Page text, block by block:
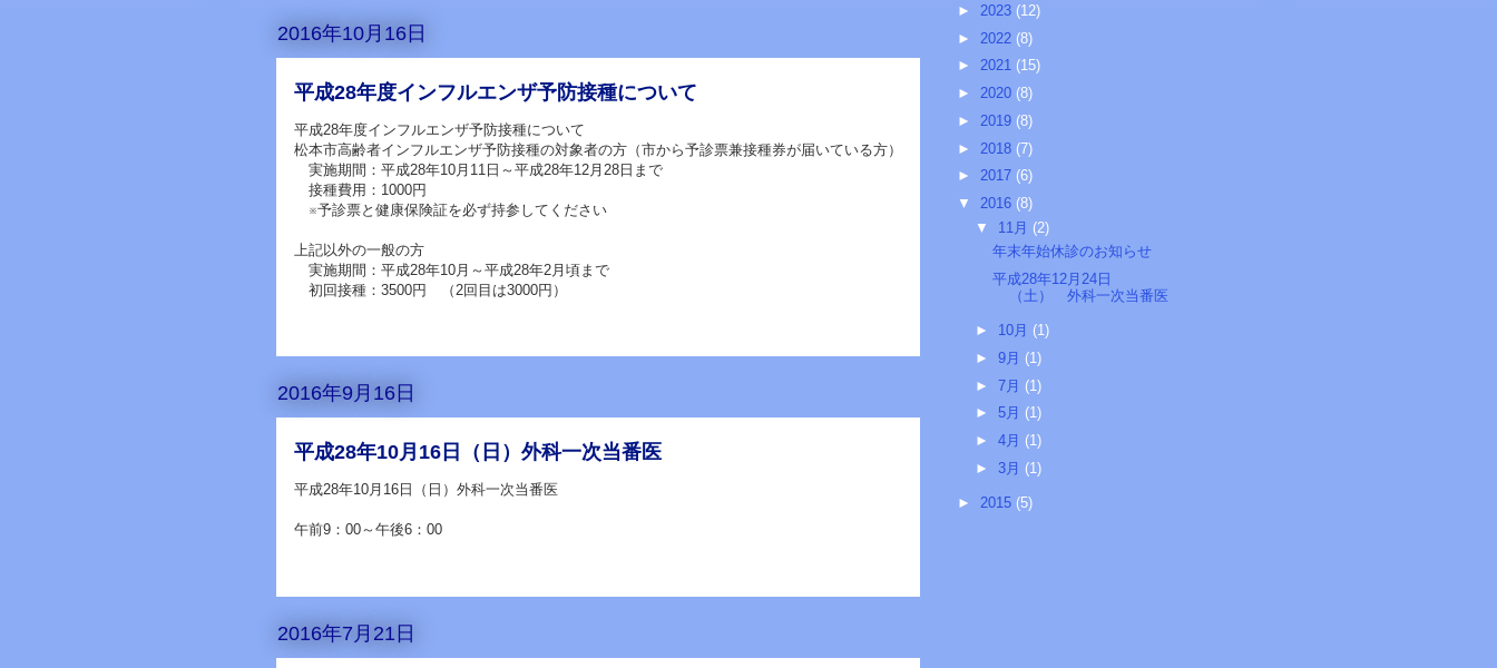
2016年10月16日
平成28年度インフルエンザ予防接種について
平成28年度インフルエンザ予防接種について
松本市高齢者インフルエンザ予防接種の対象者の方（市から予診票兼接種券が届いている方）
実施期間：平成28年10月11日～平成28年12月28日まで
接種費用：1000円
※予診票と健康保険証を必ず持参してください
上記以外の一般の方
実施期間：平成28年10月～平成28年2月頃まで
初回接種：3500円 （2回目は3000円）
2016年9月16日
平成28年10月16日（日）外科一次当番医
平成28年10月16日（日）外科一次当番医
午前9：00～午後6：00
2016年7月21日
► 2023 (12)
► 2022 (8)
► 2021 (15)
► 2020 (8)
► 2019 (8)
► 2018 (7)
► 2017 (6)
▼ 2016 (8)
▼ 11月 (2)
年末年始休診のお知らせ
平成28年12月24日
（土） 外科一次当番医
► 10月 (1)
► 9月 (1)
► 7月 (1)
► 5月 (1)
► 4月 (1)
► 3月 (1)
► 2015 (5)